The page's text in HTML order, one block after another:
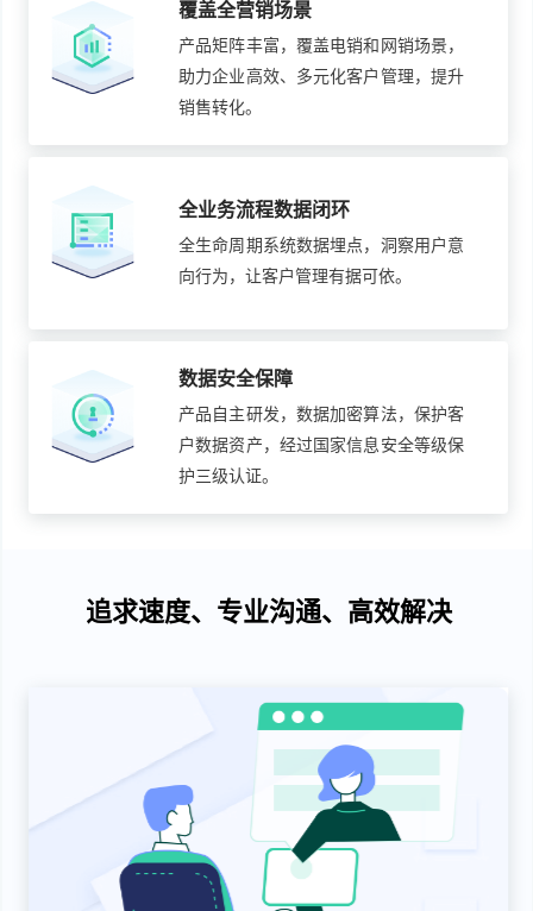
覆盖全营销场景
产品矩阵丰富，覆盖电销和网销场景，
助力企业高效、多元化客户管理，提升
销售转化。
全业务流程数据闭环
全生命周期系统数据埋点，洞察用户意
向行为，让客户管理有据可依。
数据安全保障
产品自主研发，数据加密算法，保护客
户数据资产，经过国家信息安全等级保
护三级认证。
追求速度、专业沟通、高效解决